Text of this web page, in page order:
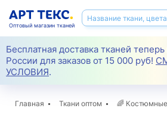
Бесплатная доставка тканей
России для заказов от 15 000 руб!
УСЛОВИЯ.
Оптовый магазин тканей
Главная Ткани оптом 🌈